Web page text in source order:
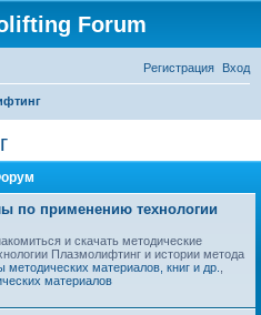
Forum
Вход
Регистрация
по применению технологии
и скачать методические
Плазмолифтинг и истории метода
материалов, книг и др.
материалов